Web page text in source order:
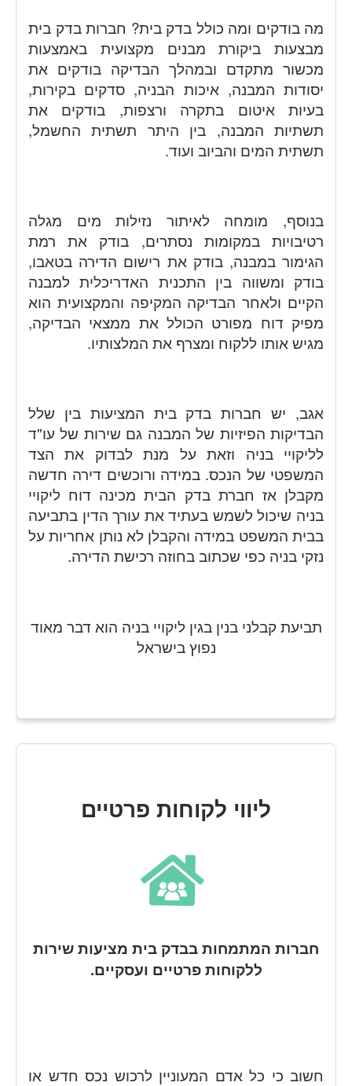
מה בודקים ומה כולל בדק בית? חברות בדק בית
מבצעות ביקורת מבנים מקצועית באמצעות
מכשור מתקדם ובמהלך הבדיקה בודקים את
יסודות המבנה, איכות הבניה, סדקים בקירות,
בעיות איטום בתקרה ורצפות, בודקים את
תשתיות המבנה, בין היתר תשתית החשמל,
תשתית המים והביוב ועוד.
בנוסף, מומחה לאיתור נזילות מים מגלה
רטיבויות במקומות נסתרים, בודק את רמת
הגימור במבנה, בודק את רישום הדירה בטאבו,
בודק ומשווה בין התכנית האדריכלית למבנה
הקיים ולאחר הבדיקה המקיפה והמקצועית הוא
מפיק דוח מפורט הכולל את ממצאי הבדיקה,
מגיש אותו ללקוח ומצרף את המלצותיו.
אגב, יש חברות בדק בית המציעות בין שלל
הבדיקות הפיזיות של המבנה גם שירות של עו"ד
לליקויי בניה וזאת על מנת לבדוק את הצד
המשפטי של הנכס. במידה ורוכשים דירה חדשה
מקבלן אז חברת בדק הבית מכינה דוח ליקויי
בניה שיכול לשמש בעתיד את עורך הדין בתביעה
בבית המשפט במידה והקבלן לא נותן אחריות על
נזקי בניה כפי שכתוב בחוזה רכישת הדירה.
תביעת קבלני בנין בגין ליקויי בניה הוא דבר מאוד
נפוץ בישראל
ליווי לקוחות פרטיים
חברות המתמחות בבדק בית מציעות שירות
ללקוחות פרטיים ועסקיים.
חשוב כי כל אדם המעוניין לרכוש נכס חדש או